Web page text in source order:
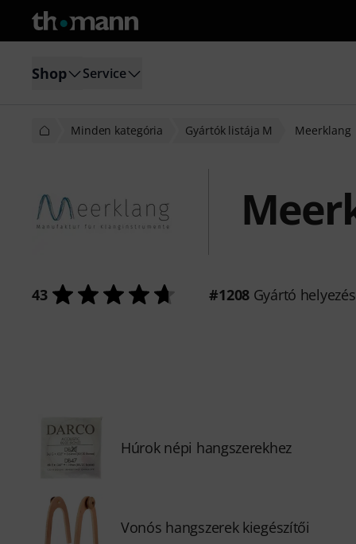
Shop Service
Minden kategória Gyártók listája M Meerklang
43 #1208Gyártó
Húrok népi hangszerekhez
Vonós hangszerek kiegészítői